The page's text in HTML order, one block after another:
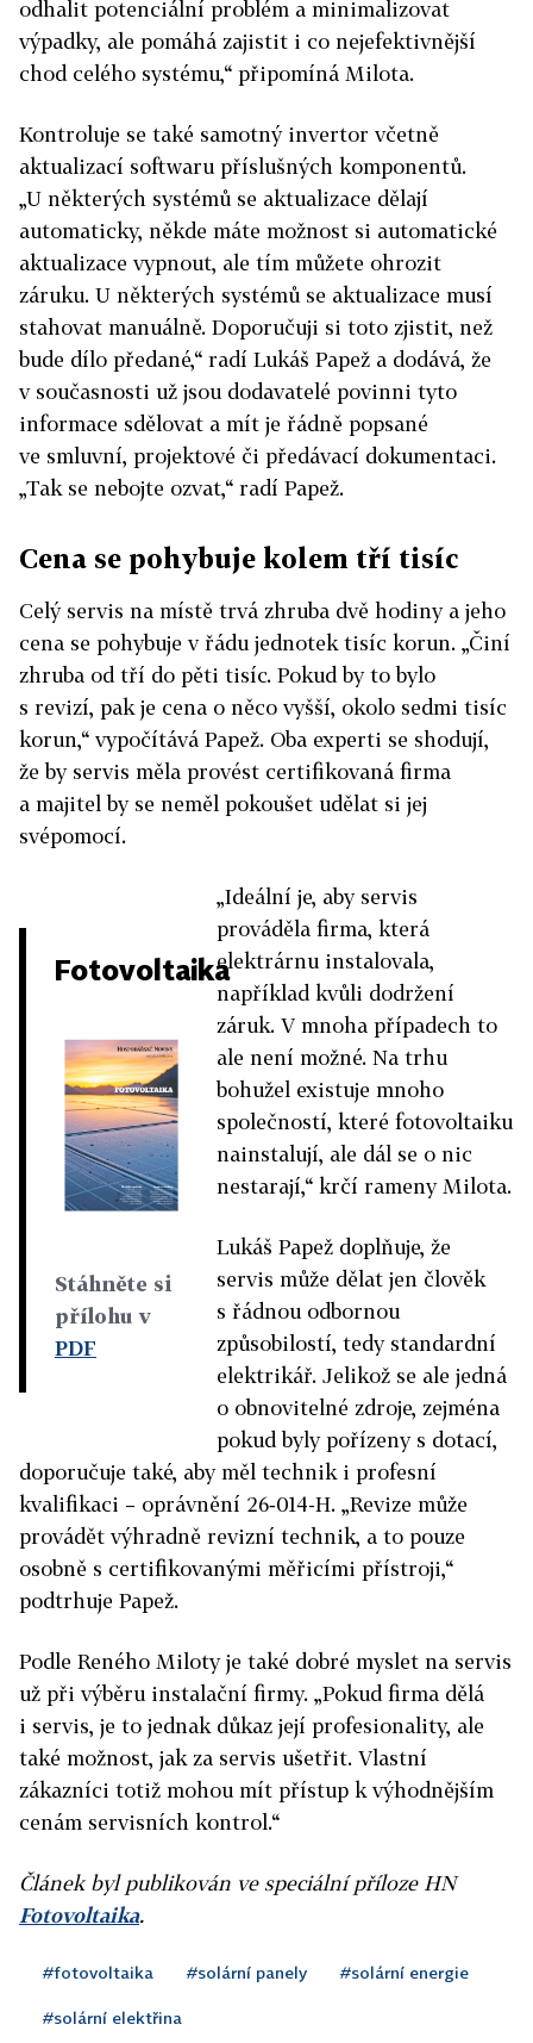
odhalit potenciální problém a minimalizovat
výpadky, ale pomáhá zajistit i co nejefektivnější
chod celého systému,“ připomíná Milota.
Kontroluje se také samotný invertor včetně
aktualizací softwaru příslušných komponentů.
„U některých systémů se aktualizace dělají
automaticky, někde máte možnost si automatické
aktualizace vypnout, ale tím můžete ohrozit
záruku. U některých systémů se aktualizace musí
stahovat manuálně. Doporučuji si toto zjistit, než
bude dílo předané,“ radí Lukáš Papež a dodává, že
v současnosti už jsou dodavatelé povinni tyto
informace sdělovat a mít je řádně popsané
ve smluvní, projektové či předávací dokumentaci.
„Tak se nebojte ozvat,“ radí Papež.
Cena se pohybuje kolem tří tisíc
Celý servis na místě trvá zhruba dvě hodiny a jeho
cena se pohybuje v řádu jednotek tisíc korun. „Činí
zhruba od tří do pěti tisíc. Pokud by to bylo
s revizí, pak je cena o něco vyšší, okolo sedmi tisíc
korun,“ vypočítává Papež. Oba experti se shodují,
že by servis měla provést certifikovaná firma
a majitel by se neměl pokoušet udělat si jej
svépomocí.
Fotovoltaika
Stáhněte si
přílohu v
PDF
„Ideální je, aby servis
prováděla firma, která
elektrárnu instalovala,
například kvůli dodržení
záruk. V mnoha případech to
ale není možné. Na trhu
bohužel existuje mnoho
společností, které fotovoltaiku
nainstalují, ale dál se o nic
nestarají,“ krčí rameny Milota.
Lukáš Papež doplňuje, že
servis může dělat jen člověk
s řádnou odbornou
způsobilostí, tedy standardní
elektrikář. Jelikož se ale jedná
o obnovitelné zdroje, zejména
pokud byly pořízeny s dotací,
doporučuje také, aby měl technik i profesní
kvalifikaci – oprávnění 26‑014-H. „Revize může
provádět výhradně revizní technik, a to pouze
osobně s certifikovanými měřicími přístroji,“
podtrhuje Papež.
Podle Reného Miloty je také dobré myslet na servis
už při výběru instalační firmy. „Pokud firma dělá
i servis, je to jednak důkaz její profesionality, ale
také možnost, jak za servis ušetřit. Vlastní
zákazníci totiž mohou mít přístup k výhodnějším
cenám servisních kontrol.“
Článek byl publikován ve speciální příloze HN
Fotovoltaika.
#fotovoltaika #solární panely #solární energie
#solární elektřina